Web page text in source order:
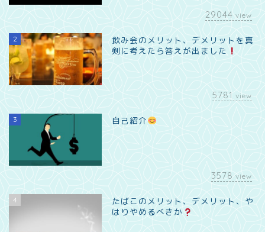
29044 view
2
飲み会のメリット、デメリットを真
剣に考えたら答えが出ました
5781 view
3 自己紹介
3578 view
4
たばこのメリット、デメリット、や
はりやめるべきか